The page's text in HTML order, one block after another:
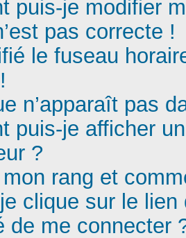
puis-je modifier
pas correcte !
le fuseau
n’apparaît pas
puis-je afficher
?
rang et
clique sur le lien
de me connecter